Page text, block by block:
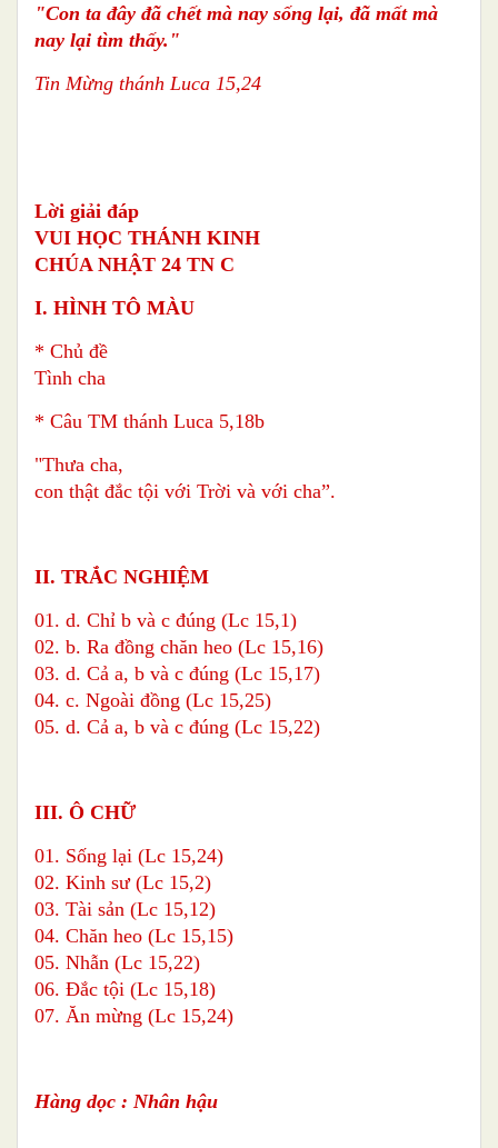
"Con ta đây đã chết mà nay sống lại, đã mất mà
nay lại tìm thấy."
Tin Mừng thánh Luca 15,24
Lời giải đáp
VUI HỌC THÁNH KINH
CHÚA NHẬT 24 TN C
I. HÌNH TÔ MÀU
* Chủ đề
Tình cha
* Câu TM thánh Luca 5,18b
"Thưa cha,
con thật đắc tội với Trời và với cha”.
II. TRẮC NGHIỆM
01. d. Chỉ b và c đúng (Lc 15,1)
02. b. Ra đồng chăn heo (Lc 15,16)
03. d. Cả a, b và c đúng (Lc 15,17)
04. c. Ngoài đồng (Lc 15,25)
05. d. Cả a, b và c đúng (Lc 15,22)
III. Ô CHỮ
01. Sống lại (Lc 15,24)
02. Kinh sư (Lc 15,2)
03. Tài sản (Lc 15,12)
04. Chăn heo (Lc 15,15)
05. Nhẫn (Lc 15,22)
06. Đắc tội (Lc 15,18)
07. Ăn mừng (Lc 15,24)
Hàng dọc : Nhân hậu